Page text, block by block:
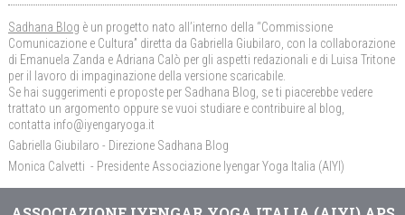
Sadhana Blog è un progetto nato all’interno della “Commissione
Comunicazione e Cultura” diretta da Gabriella Giubilaro, con la collaborazione
di Emanuela Zanda e Adriana Calò per gli aspetti redazionali e di Luisa Tritone
per il lavoro di impaginazione della versione scaricabile.
Se hai suggerimenti e proposte per Sadhana Blog, se ti piacerebbe vedere
trattato un argomento oppure se vuoi studiare e contribuire al blog,
contatta info@iyengaryoga.it
Gabriella Giubilaro - Direzione Sadhana Blog
Monica Calvetti - Presidente Associazione Iyengar Yoga Italia (AIYI)